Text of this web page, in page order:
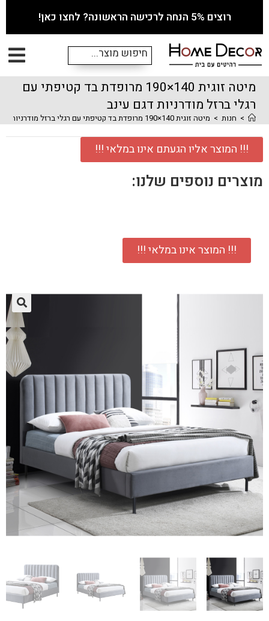
רוצים 5% הנחה לרכישה הראשונה? לחצו כאן!
מיטה זוגית 140×190 מרופדת בד קטיפתי עם
רגלי ברזל מודרניות דגם עינב
> חנות > מיטה זוגית 140×190 מרופדת בד קטיפתי עם רגלי ברזל מודרניות דגם עינב
!!! המוצר אליו הגעתם אינו במלאי !!!
מוצרים נוספים שלנו:
!!! המוצר אינו במלאי !!!